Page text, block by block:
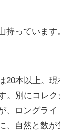
持っています
20本以上。
。別にコレ
、ロングラ
、自然と数